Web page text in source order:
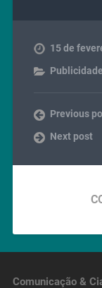
15 de
Previous
Next post
Comunicação &